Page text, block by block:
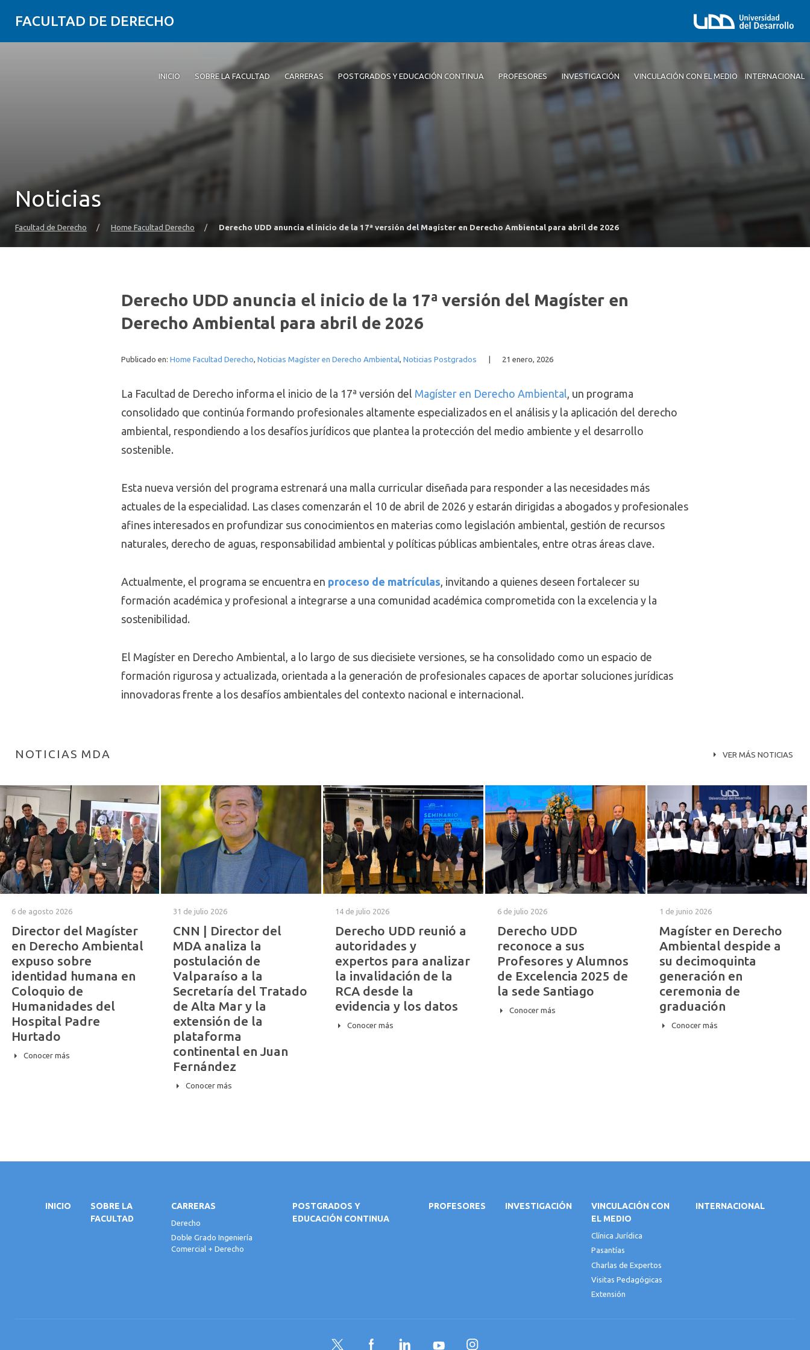
FACULTAD DE DERECHO
INICIO SOBRE LA FACULTAD CARRERAS POSTGRADOS Y EDUCACIÓN CONTINUA PROFESORES INVESTIGACIÓN VINCULACIÓN CON EL MEDIO INTERNACIONAL
Noticias
Facultad de Derecho / Home Facultad Derecho / Derecho UDD anuncia el inicio de la 17ª versión del Magíster en Derecho Ambiental para abril de 2026
Derecho UDD anuncia el inicio de la 17ª versión del Magíster en
Derecho Ambiental para abril de 2026
Publicado en: Home Facultad Derecho, Noticias Magíster en Derecho Ambiental, Noticias Postgrados 21 enero, 2026
La Facultad de Derecho informa el inicio de la 17ª versión del Magíster en Derecho Ambiental, un programa
consolidado que continúa formando profesionales altamente especializados en el análisis y la aplicación del derecho
ambiental, respondiendo a los desafíos jurídicos que plantea la protección del medio ambiente y el desarrollo
sostenible.
Esta nueva versión del programa estrenará una malla curricular diseñada para responder a las necesidades más
actuales de la especialidad. Las clases comenzarán el 10 de abril de 2026 y estarán dirigidas a abogados y profesionales
afines interesados en profundizar sus conocimientos en materias como legislación ambiental, gestión de recursos
naturales, derecho de aguas, responsabilidad ambiental y políticas públicas ambientales, entre otras áreas clave.
Actualmente, el programa se encuentra en proceso de matrículas, invitando a quienes deseen fortalecer su
formación académica y profesional a integrarse a una comunidad académica comprometida con la excelencia y la
sostenibilidad.
El Magíster en Derecho Ambiental, a lo largo de sus diecisiete versiones, se ha consolidado como un espacio de
formación rigurosa y actualizada, orientada a la generación de profesionales capaces de aportar soluciones jurídicas
innovadoras frente a los desafíos ambientales del contexto nacional e internacional.
NOTICIAS MDA VER MÁS NOTICIAS
6 de agosto 2026
Director del Magíster
en Derecho Ambiental
expuso sobre
identidad humana en
Coloquio de
Humanidades del
Hospital Padre
Hurtado
Conocer más
31 de julio 2026
CNN | Director del
MDA analiza la
postulación de
Valparaíso a la
Secretaría del Tratado
de Alta Mar y la
extensión de la
plataforma
continental en Juan
Fernández
Conocer más
14 de julio 2026
Derecho UDD reunió a
autoridades y
expertos para analizar
la invalidación de la
RCA desde la
evidencia y los datos
Conocer más
6 de julio 2026
Derecho UDD
reconoce a sus
Profesores y Alumnos
de Excelencia 2025 de
la sede Santiago
Conocer más
1 de junio 2026
Magíster en Derecho
Ambiental despide a
su decimoquinta
generación en
ceremonia de
graduación
Conocer más
INICIO
SOBRE LA
FACULTAD
CARRERAS
Derecho
Doble Grado Ingeniería
Comercial + Derecho
POSTGRADOS Y
EDUCACIÓN CONTINUA
PROFESORES INVESTIGACIÓN
VINCULACIÓN CON
EL MEDIO
Clínica Jurídica
Pasantías
Charlas de Expertos
Visitas Pedagógicas
Extensión
INTERNACIONAL
Twitter FacebookLinkedInYouTubeInstagram